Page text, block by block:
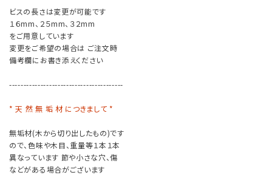
ビスの長さは変更が可能です
１６mm、２５mm、３２mm
をご用意しています
変更をご希望の場合は ご注文時
備考欄にお書き添えください
----------------------------------------
* 天 然 無 垢 材 につきまして *
無垢材(木から切り出したもの)です
ので、色味や木目、重量等１本１本
異なっています 節や小さな穴、傷
などがある場合がございます